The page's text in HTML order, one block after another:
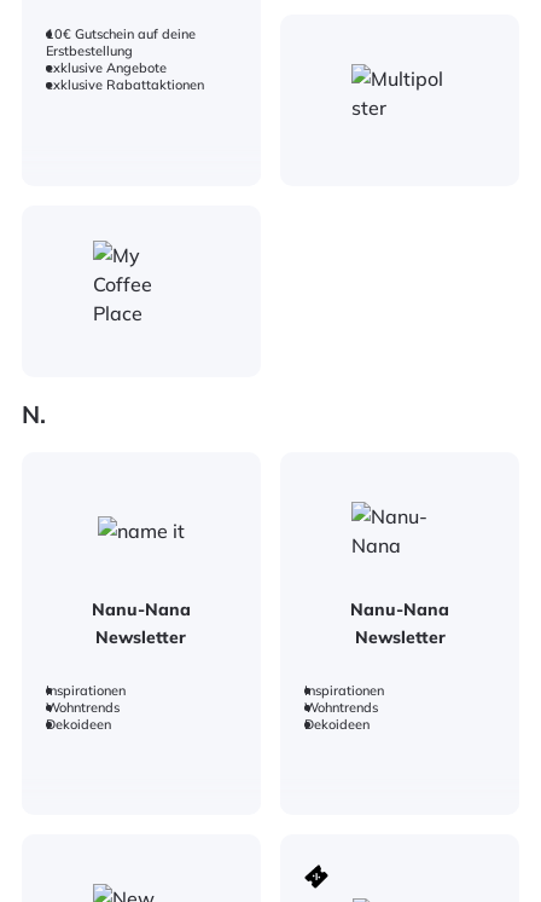
10€ Gutschein auf deine
Erstbestellung
exklusive Angebote
exklusive Rabattaktionen
N.
Nanu-Nana
Newsletter
Inspirationen
Wohntrends
Dekoideen
Nanu-Nana
Newsletter
Inspirationen
Wohntrends
Dekoideen